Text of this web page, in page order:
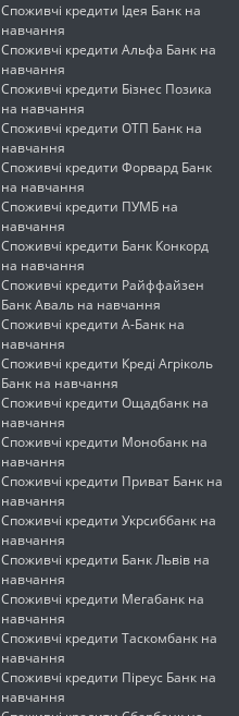
Споживчі кредити Ідея Банк на
навчання
Споживчі кредити Альфа Банк на
навчання
Споживчі кредити Бізнес Позика
на навчання
Споживчі кредити ОТП Банк на
навчання
Споживчі кредити Форвард Банк
на навчання
Споживчі кредити ПУМБ на
навчання
Споживчі кредити Банк Конкорд
на навчання
Споживчі кредити Райффайзен
Банк Аваль на навчання
Споживчі кредити А-Банк на
навчання
Споживчі кредити Креді Агріколь
Банк на навчання
Споживчі кредити Ощадбанк на
навчання
Споживчі кредити Монобанк на
навчання
Споживчі кредити Приват Банк на
навчання
Споживчі кредити Укрсиббанк на
навчання
Споживчі кредити Банк Львів на
навчання
Споживчі кредити Мегабанк на
навчання
Споживчі кредити Таскомбанк на
навчання
Споживчі кредити Піреус Банк на
навчання